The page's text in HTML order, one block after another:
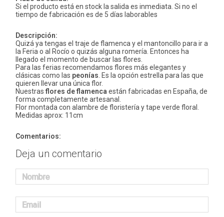
Si el producto está en stock la salida es inmediata. Si no el
tiempo de fabricación es de 5 días laborables
Descripción:
Quizá ya tengas el traje de flamenca y el mantoncillo para ir a
la Feria o al Rocío o quizás alguna romería. Entonces ha
llegado el momento de buscar las flores.
Para las ferias recomendamos flores más elegantes y
clásicas como las peonías . Es la opción estrella para las que
quieren llevar una única flor.
Nuestras flores de flamenca están fabricadas en España, de
forma completamente artesanal.
Flor montada con alambre de floristería y tape verde floral.
Medidas aprox: 11cm
Comentarios:
Deja un comentario
Nombre
Email